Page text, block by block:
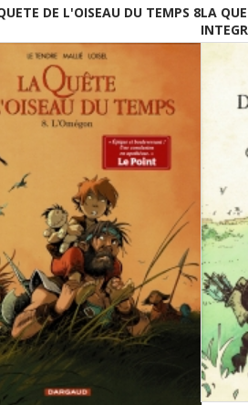
DE L'OISEAU DU TEMPS 8LA